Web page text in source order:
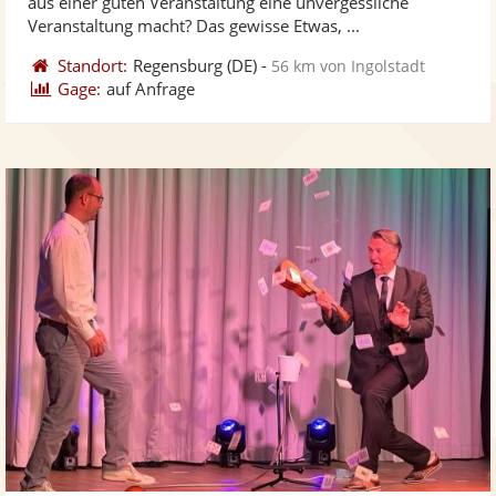
Veranstaltung macht? Das gewisse Etwas, ...
Standort: Regensburg (DE) - 56 km von Ingolstadt
Gage: auf Anfrage